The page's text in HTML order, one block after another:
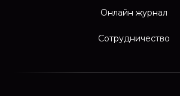
Онлайн журнал
Сотрудничество